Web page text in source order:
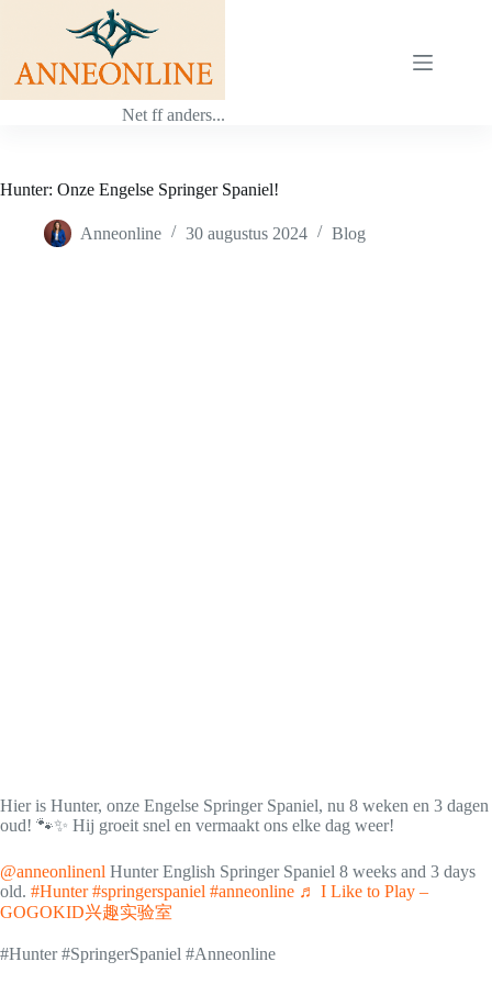
inhoud
Net ff anders...
Hunter: Onze Engelse Springer Spaniel!
Anneonline 30 augustus 2024 Blog
Hier is Hunter, onze Engelse Springer Spaniel, nu 8 weken en 3 dagen
oud! 🐾✨ Hij groeit snel en vermaakt ons elke dag weer!
@anneonlinenl Hunter English Springer Spaniel 8 weeks and 3 days
old. #Hunter #springerspaniel #anneonline ♬ I Like to Play –
GOGOKID兴趣实验室
#Hunter #SpringerSpaniel #Anneonline